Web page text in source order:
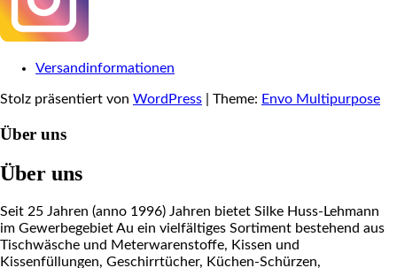
Versandinformationen
Stolz präsentiert von WordPress Theme: Envo Multipurpose
Über uns
Über uns
Seit 25 Jahren (anno 1996) Jahren bietet Silke Huss-Lehmann
im Gewerbegebiet Au ein vielfältiges Sortiment bestehend aus
Tischwäsche und Meterwarenstoffe, Kissen und
Kissenfüllungen, Geschirrtücher, Küchen-Schürzen,